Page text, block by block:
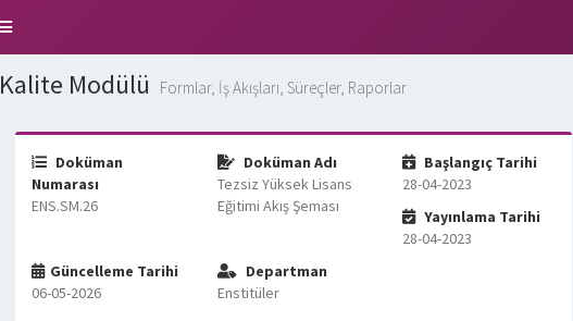
Toggle
Kalite Modülü Formlar, İş Akışları, Süreçler, Raporlar
Doküman
Numarası
ENS.SM.26
Doküman Adı
Tezsiz Yüksek Lisans
Eğitimi Akış Şeması
Başlangıç Tarihi
28-04-2023
Yayınlama Tarihi
28-04-2023
Güncelleme Tarihi
06-05-2026
Departman
Enstitüler